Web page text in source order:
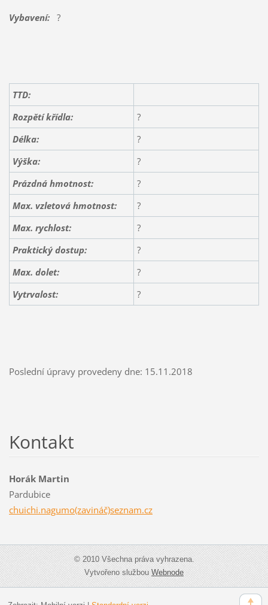
Vybavení:?
TTD:
Rozpětí křídla:
?
Délka:
?
Výška:
?
Prázdná hmotnost:
?
Max. vzletová hmotnost:
?
Max. rychlost:
?
Praktický dostup:
?
Max. dolet:
?
Vytrvalost:
?
Poslední úpravy provedeny dne: 15.11.2018
Kontakt
Horák Martin
Pardubice
chuichi.nagumo(zavináč)seznam.cz
© 2010 Všechna práva vyhrazena.
Vytvořeno službouWebnode